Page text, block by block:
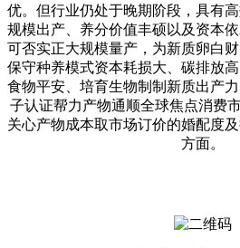
优。但行业仍处于晚期阶段，具有
规模出产、养分价值丰硕以及资本
可否实正大规模量产，为新质卵白
保守种养模式资本耗损大、碳排放
食物平安、培育生物制制新质出产
子认证帮力产物通顺全球焦点消费
关心产物成本取市场订价的婚配度
方面。